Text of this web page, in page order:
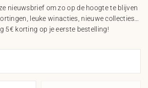
nieuwsbrief om zo op de hoogte te blijven
leuke winacties, nieuwe collecties…
5€ korting op je eerste bestelling!